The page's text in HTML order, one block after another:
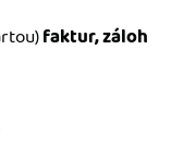
faktur, záloh